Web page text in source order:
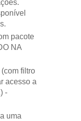
pacote
NA
filtro
acesso a
-
uma